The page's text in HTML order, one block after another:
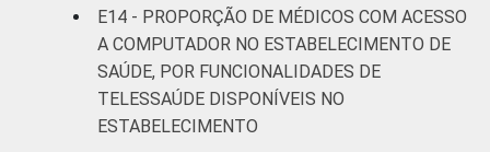
E14 - PROPORÇÃO DE MÉDICOS COM ACESSO
A COMPUTADOR NO ESTABELECIMENTO DE
SAÚDE, POR FUNCIONALIDADES DE
TELESSAÚDE DISPONÍVEIS NO
ESTABELECIMENTO